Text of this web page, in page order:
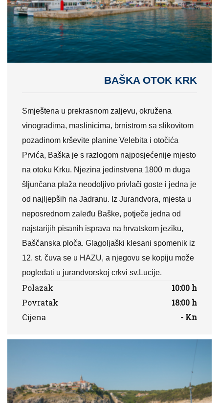
BAŠKA OTOK KRK
Smještena u prekrasnom zaljevu, okružena
vinogradima, maslinicima, brnistrom sa slikovitom
pozadinom krševite planine Velebita i otočića
Prvića, Baška je s razlogom najposjećenije mjesto
na otoku Krku. Njezina jedinstvena 1800 m duga
šljunčana plaža neodoljivo privlači goste i jedna je
od najljepših na Jadranu. Iz Jurandvora, mjesta u
neposrednom zaleđu Baške, potječe jedna od
najstarijih pisanih isprava na hrvatskom jeziku,
Baščanska ploča. Glagoljaški klesani spomenik iz
12. st. čuva se u HAZU, a njegovu se kopiju može
pogledati u jurandvorskoj crkvi sv.Lucije.
Polazak
10:00 h
Povratak
18:00 h
Cijena
- Kn